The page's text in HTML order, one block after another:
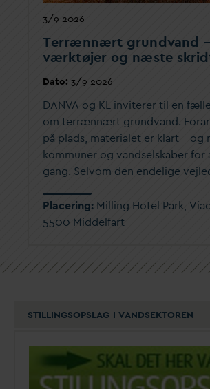
3/9 2026
Terrænnært grundvand –
værktøjer og næste
Dato: 3/9 2026
DANVA og KL inviterer til en
om terrænnært grundvand.
på plads, materialet er klart – og
kommuner og vandselskaber for
gang. Selvom den endelige
Placering: Milling Hotel Park,
5500 Middelfart
STILLINGSOPSLAG I VANDSEKTOREN